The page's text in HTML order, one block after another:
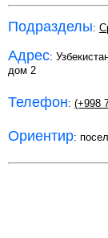
Подразделы:
Адрес:
дом 2
Телефон: (+998
Ориентир: